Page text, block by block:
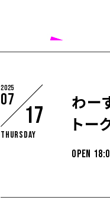
2025
07
17
Thursday
わー
トー
OPEN